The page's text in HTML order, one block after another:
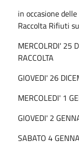
in occasione
Raccolta Rifiuti
MERCOLRDI' 25
RACCOLTA
GIOVEDI' 26
MERCOLEDI' 1
GIOVEDI' 2
SABATO 4